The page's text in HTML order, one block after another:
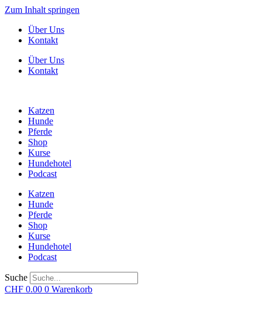
Zum Inhalt springen
Über Uns
Kontakt
Über Uns
Kontakt
Katzen
Hunde
Pferde
Shop
Kurse
Hundehotel
Podcast
Katzen
Hunde
Pferde
Shop
Kurse
Hundehotel
Podcast
Suche
CHF 0.00 0 Warenkorb